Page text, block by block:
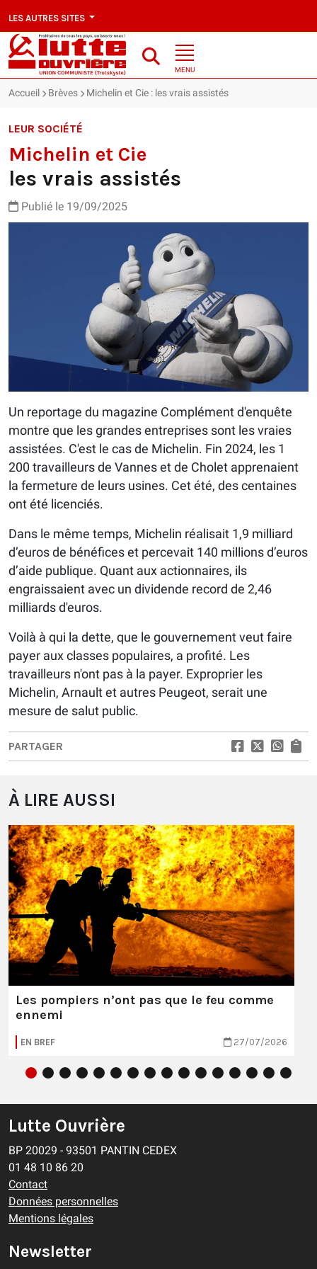
LES AUTRES SITES
MENU
Accueil Brèves Michelin et Cie : les vrais assistés
LEUR SOCIÉTÉ
Michelin et Cie
les vrais assistés
Publié le 19/09/2025
Un reportage du magazine Complément d'enquête
montre que les grandes entreprises sont les vraies
assistées. C'est le cas de Michelin. Fin 2024, les 1
200 travailleurs de Vannes et de Cholet apprenaient
la fermeture de leurs usines. Cet été, des centaines
ont été licenciés.
Dans le même temps, Michelin réalisait 1,9 milliard
d’euros de bénéfices et percevait 140 millions d’euros
d’aide publique. Quant aux actionnaires, ils
engraissaient avec un dividende record de 2,46
milliards d'euros.
Voilà à qui la dette, que le gouvernement veut faire
payer aux classes populaires, a profité. Les
travailleurs n'ont pas à la payer. Exproprier les
Michelin, Arnault et autres Peugeot, serait une
mesure de salut public.
PARTAGER
À LIRE AUSSI
Les pompiers n’ont pas que le feu comme
ennemi
EN BREF 27/07/2026
Lutte Ouvrière
BP 20029 - 93501 PANTIN CEDEX
01 48 10 86 20
Contact
Données personnelles
Mentions légales
Newsletter